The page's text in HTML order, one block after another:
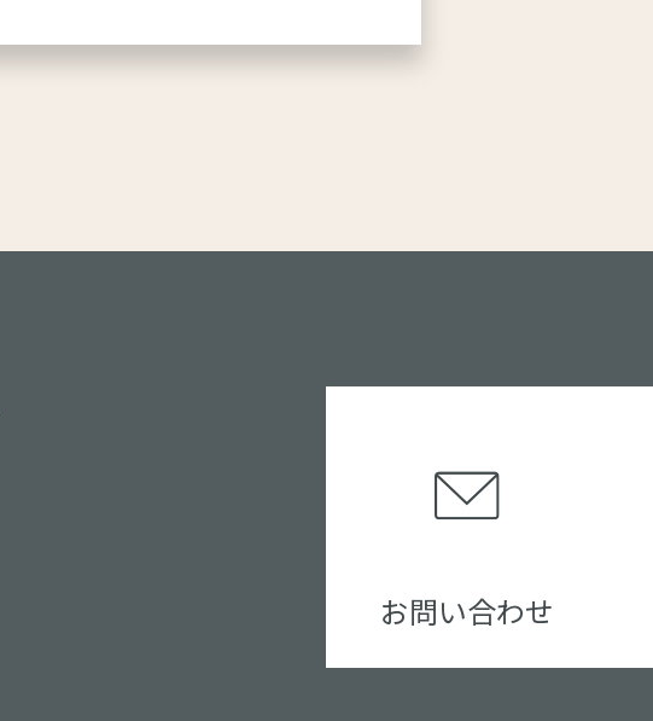
お問い合わせ